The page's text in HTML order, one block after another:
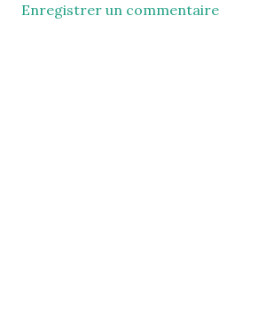
Enregistrer un commentaire